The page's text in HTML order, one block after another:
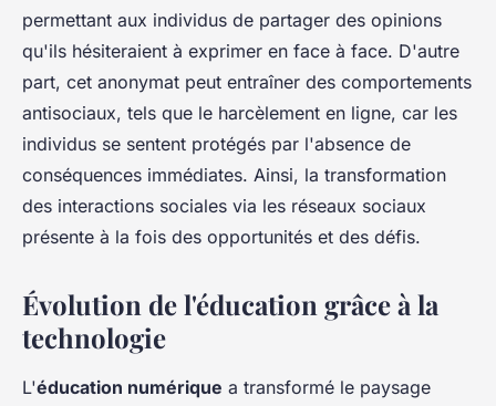
permettant aux individus de partager des opinions
qu'ils hésiteraient à exprimer en face à face. D'autre
part, cet anonymat peut entraîner des comportements
antisociaux, tels que le harcèlement en ligne, car les
individus se sentent protégés par l'absence de
conséquences immédiates. Ainsi, la transformation
des interactions sociales via les réseaux sociaux
présente à la fois des opportunités et des défis.
Évolution de l'éducation grâce à la
technologie
L'éducation numérique a transformé le paysage